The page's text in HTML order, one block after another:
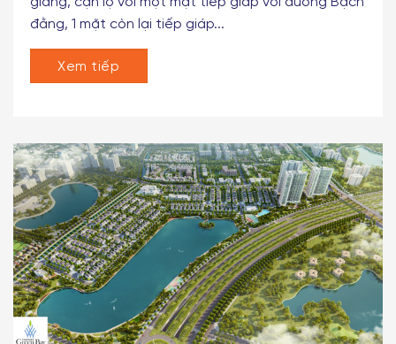
Hải Phòng, đáp ứng đầy đủ ba tiêu chí cận thị, cận
giang, cận lộ với một mặt tiếp giáp với đường Bạch
đằng, 1 mặt còn lại tiếp giáp...